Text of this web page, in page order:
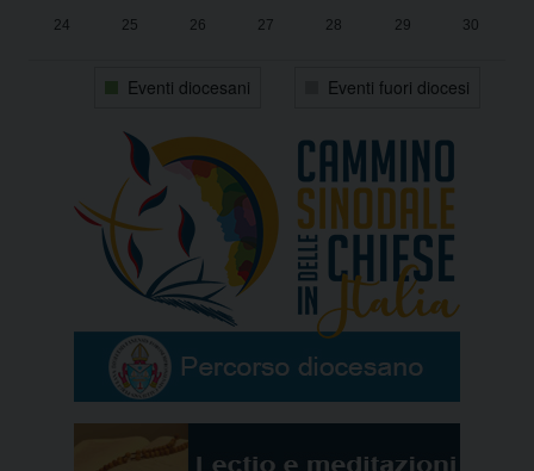
24 25 26 27 28 29 30
Eventi diocesani Eventi fuori diocesi